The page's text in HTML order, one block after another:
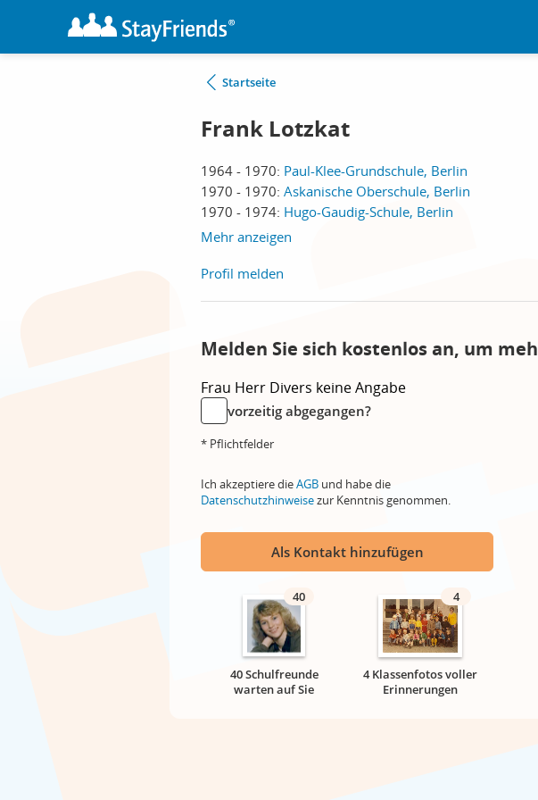
Startseite
Frank Lotzkat
1964 - 1970: Paul-Klee-Grundschule, Berlin
1970 - 1970: Askanische Oberschule, Berlin
1970 - 1974: Hugo-Gaudig-Schule, Berlin
Mehr anzeigen
Profil melden
Melden Sie sich kostenlos an, um
Frau Herr Divers keine Angabe
vorzeitig abgegangen?
* Pflichtfelder
Ich akzeptiere dieAGB und habe die
Datenschutzhinweisezur Kenntnis genommen.
Als Kontakt hinzufügen
40
40 Schulfreunde
warten auf Sie
4
4 Klassenfotos voller
Erinnerungen